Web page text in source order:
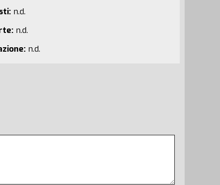
n.d.
n.d.
n.d.